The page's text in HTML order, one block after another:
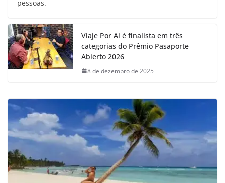
pessoas.
Viaje Por Aí é finalista em três
categorias do Prêmio Pasaporte
Abierto 2026
8 de dezembro de 2025